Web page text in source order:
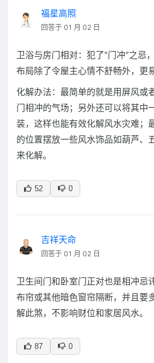
福星高照
回答于 01 月 02 日
卫浴与房门相对：犯了"门冲"之忌
布局除了令屋主心情不舒畅外，更
化解办法：最简单的就是用屏风或
门相冲的气场；另外还可以将其中
装，这样也能有效化解风水灾难；
的位置摆放一些风水饰品如葫芦、
来化解。
52 0
吉祥天命
回答于 01 月 02 日
卫生间门和卧室门正对也是相冲忌
布帘或其他暗色窗帘隔断，并且要
解此煞，不影响财位和家居风水。
87 0